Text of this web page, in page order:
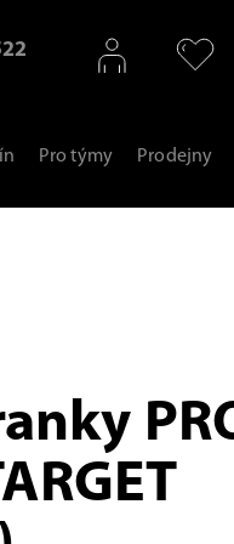
Pro týmy Prodejny